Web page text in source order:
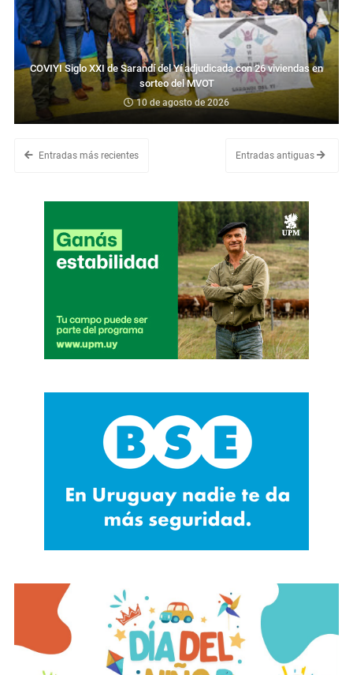
COVIYI Siglo XXI de Sarandí del Yí adjudicada con 26 viviendas en
sorteo del MVOT
10 de agosto de 2026
Entradas más recientes Entradas antiguas